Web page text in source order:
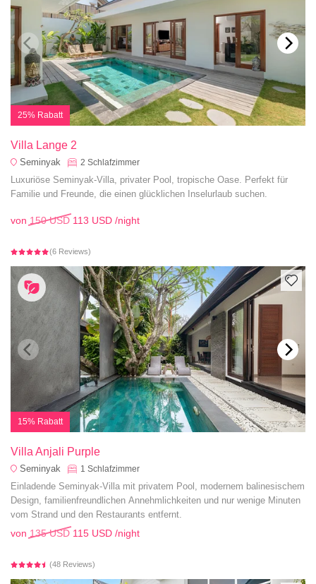
25% Rabatt
Villa Lange 2
Seminyak 2 Schlafzimmer
Luxuriöse Seminyak-Villa, privater Pool, tropische Oase. Perfekt für
Familie und Freunde, die einen glücklichen Inselurlaub suchen.
von 150 USD 113 USD /night
(6 Reviews)
15% Rabatt
Villa Anjali Purple
Seminyak 1 Schlafzimmer
Einladende Seminyak-Villa mit privatem Pool, modernem balinesischem
Design, familienfreundlichen Annehmlichkeiten und nur wenige Minuten
vom Strand und den Restaurants entfernt.
von 135 USD 115 USD /night
(48 Reviews)